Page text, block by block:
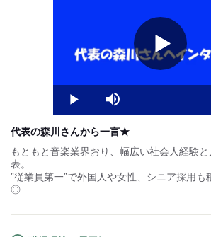
Play
Video
Play Mute
代表の森川さんから一言★
もともと音楽業界おり、幅広い社会人経験
表。
”従業員第一”で外国人や女性、シニア採用も
◎